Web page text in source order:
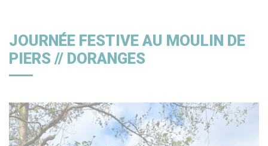
JOURNÉE FESTIVE AU MOULIN DE
PIERS // DORANGES